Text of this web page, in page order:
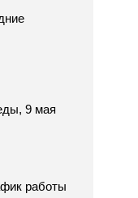
9 мая
работы